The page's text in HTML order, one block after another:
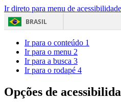
Ir direto para menu de
BRASIL
Ir para o conteúdo 1
Ir para o menu 2
Ir para a busca 3
Ir para o rodapé 4
Opções de